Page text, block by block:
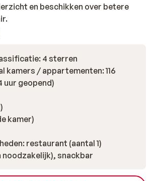
en beschikken over betere
4 sterren
kamers / appartementen: 116
uur geopend)
kamer)
restaurant (aantal 1)
noodzakelijk), snackbar